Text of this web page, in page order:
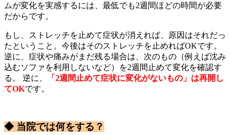
ムが変化を実感するには、最低でも2週間ほどの時間が必要
だからです。
もし、ストレッチを止めて症状が消えれば、原因はそれだっ
たということ。今後はそのストレッチを止めればOKです。
逆に、症状や痛みがまだ残る場合は、次のもの（例えば沈み
込むソファを利用しないなど）を2週間止めて変化を確認す
る。 逆に、
「2週間止めて症状に変化がないもの」は再開し
てOKです。
◆ 当院では何をする？